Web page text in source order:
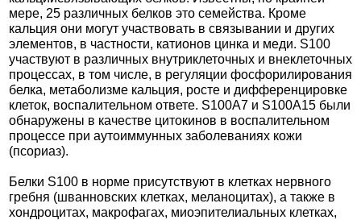
мере, 25 различных белков это семейства. Кроме
кальция они могут участвовать в связывании и других
элементов, в частности, катионов цинка и меди. S100
участвуют в различных внутриклеточных и внеклеточных
процессах, в том числе, в регуляции фосфорилирования
белка, метаболизме кальция, росте и дифференцировке
клеток, воспалительном ответе. S100A7 и S100A15 были
обнаружены в качестве цитокинов в воспалительном
процессе при аутоиммунных заболеваниях кожи
(псориаз).
Белки S100 в норме присутствуют в клетках нервного
гребня (шванновских клетках, меланоцитах), а также в
хондроцитах, макрофагах, миоэпителиальных клетках,